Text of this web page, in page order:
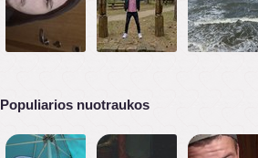
Populiarios nuotraukos